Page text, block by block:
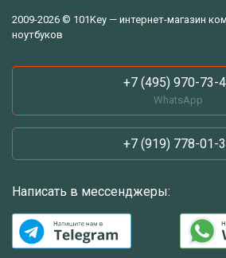
2009-2026 © 101Key — интернет-магазин
ноутбуков
+7 (495) 970-73-
WhatsApp
+7 (919) 778-01-
Написать в мессенджеры: